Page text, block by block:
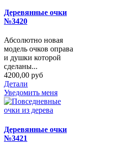
Деревянные очки
№3420
Абсолютно новая
модель очков оправа
и душки которой
сделаны...
4200,00 руб
Детали
Уведомить меня
Деревянные очки
№3421